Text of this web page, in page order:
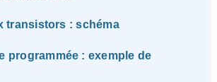
transistors : schéma
programmée : exemple de